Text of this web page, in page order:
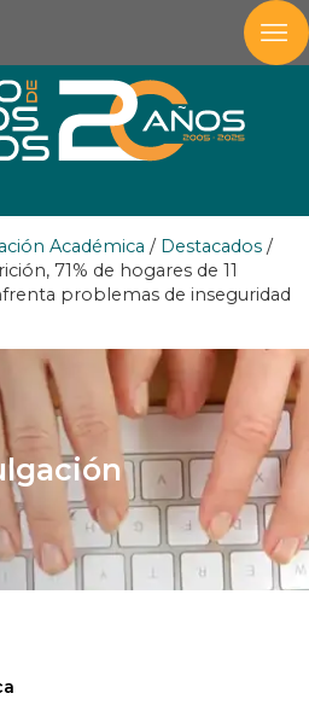
Académica / Destacados /
71% de hogares de 11
problemas de inseguridad